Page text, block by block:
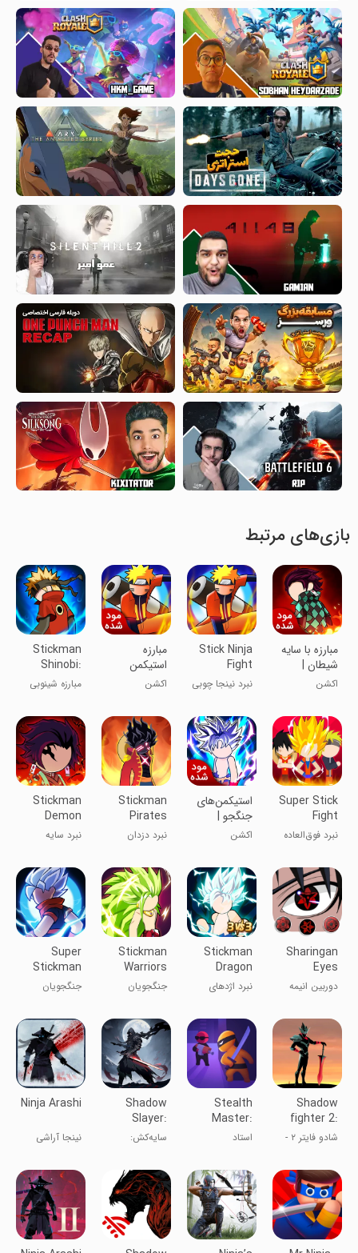
بازی‌های مرتبط
مبارزه با سایه
شیطان |
نسخه مود
اکشن
Stick Ninja
Fight
نبرد نینجا چوبی
مبارزه
استیکمن
نینجا | نسخه
اکشن
Stickman
Shinobi:
Ninja Fight
مبارزه شینوبی
Super Stick
Fight
AllStar Hero
نبرد فوق‌العاده
ستاره
استیکمن‌های
جنگجو |
نسخه مود
اکشن
Stickman
Pirates
Fight
نبرد دزدان
Stickman
Demon
Fight
Warrior
نبرد سایه
Sharingan
Eyes
Camera
Anime
دوربین انیمه
Stickman
Dragon
Fight
نبرد اژدهای
فوق‌العاده
Stickman
Warriors
جنگجویان
Super
Stickman
Dragon
Warriors
جنگجویان
فوق‌العاده
استیکمن
Shadow
fighter 2:
Ninja
games
شادو فایتر ۲ -
۲
Stealth
Master:
Assassin
استاد
Shadow
Slayer:
Demon
سایه‌کش:
شیاطین
Ninja Arashi
نینجا آراشی